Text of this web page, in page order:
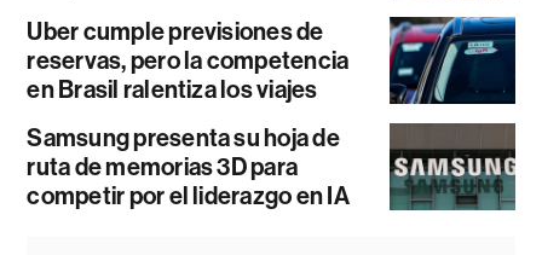
Uber cumple previsiones de
reservas, pero la competencia
en Brasil ralentiza los viajes
Samsung presenta su hoja de
ruta de memorias 3D para
competir por el liderazgo en IA